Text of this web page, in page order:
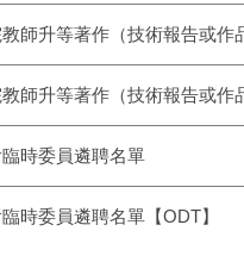
師升等著作（技術報告或作
師升等著作（技術報告或作
時委員遴聘名單
時委員遴聘名單【ODT】